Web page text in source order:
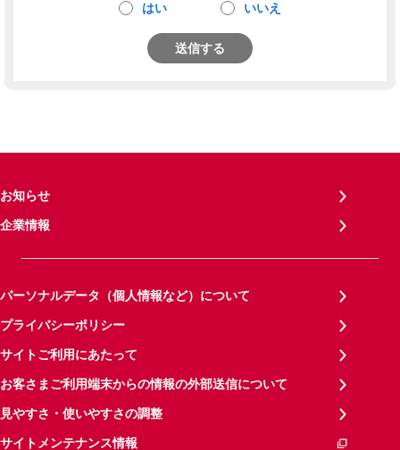
はい いいえ
送信する
お知らせ
企業情報
パーソナルデータ（個人情報など）について
プライバシーポリシー
サイトご利用にあたって
お客さまご利用端末からの情報の外部送信について
見やすさ・使いやすさの調整
サイトメンテナンス情報